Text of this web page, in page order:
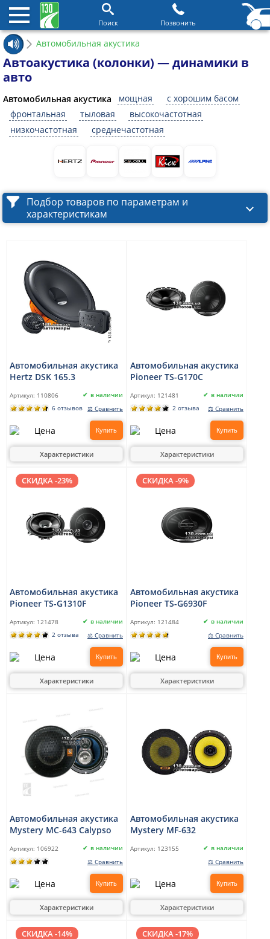
Поиск Позвонить
Автомобильная акустика
Автоакустика (колонки) — динамики в
авто
Автомобильная акустика мощная
с хорошим басом
фронтальная
тыловая
высокочастотная
низкочастотная
среднечастотная
Подбор товаров по параметрам и
характеристикам
Автомобильная акустика
Hertz DSK 165.3
Артикул: 110806
в наличии
6 отзывов
⚖ Сравнить
Купить
Характеристики
Автомобильная акустика
Pioneer TS-G170C
Артикул: 121481
в наличии
2 отзыва
⚖ Сравнить
Купить
Характеристики
СКИДКА -23%
Автомобильная акустика
Pioneer TS-G1310F
Артикул: 121478
в наличии
2 отзыва
⚖ Сравнить
Купить
Характеристики
СКИДКА -9%
Автомобильная акустика
Pioneer TS-G6930F
Артикул: 121484
в наличии
⚖ Сравнить
Купить
Характеристики
Автомобильная акустика
Mystery MC-643 Calypso
Артикул: 106922
в наличии
⚖ Сравнить
Купить
Характеристики
Автомобильная акустика
Mystery MF-632
Артикул: 123155
в наличии
⚖ Сравнить
Купить
Характеристики
СКИДКА -14% СКИДКА -17%